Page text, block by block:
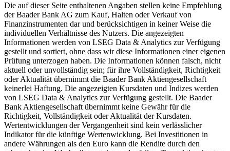
Die auf dieser Seite enthaltenen Angaben stellen keine Empfehlung
der Baader Bank AG zum Kauf, Halten oder Verkauf von
Finanzinstrumenten dar und berücksichtigen in keiner Weise die
individuellen Verhältnisse des Nutzers. Die angezeigten
Informationen werden von LSEG Data & Analytics zur Verfügung
gestellt und sortiert, ohne dass wir diese Informationen einer eigenen
Prüfung unterzogen haben. Die Informationen können falsch, nicht
aktuell oder unvollständig sein; für ihre Vollständigkeit, Richtigkeit
oder Aktualität übernimmt die Baader Bank Aktiengesellschaft
keinerlei Haftung. Die angezeigten Kursdaten und Indizes werden
von LSEG Data & Analytics zur Verfügung gestellt. Die Baader
Bank Aktiengesellschaft übernimmt keine Gewähr für die
Richtigkeit, Vollständigkeit oder Aktualität der Kursdaten.
Wertentwicklungen der Vergangenheit sind kein verlässlicher
Indikator für die künftige Wertenwicklung. Bei Investitionen in
andere Währungen als den Euro kann die Rendite durch den